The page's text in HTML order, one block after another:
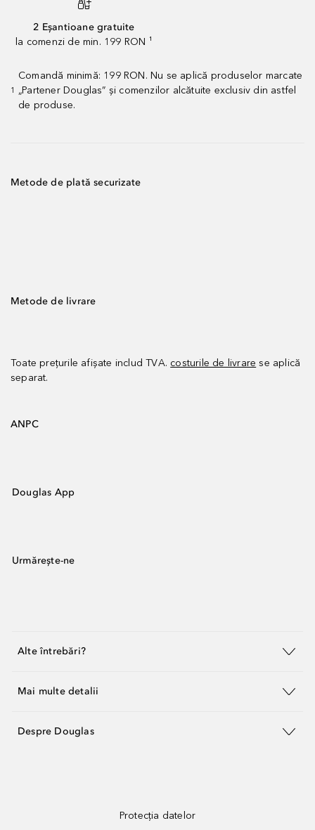
2 Eșantioane gratuite
la comenzi de min. 199 RON ¹
1
Comandă minimă: 199 RON. Nu se aplică produselor marcate
„Partener Douglas” și comenzilor alcătuite exclusiv din astfel
de produse.
Metode de plată securizate
Metode de livrare
Toate prețurile afișate includ TVA. costurile de livrare se aplică
separat.
ANPC
Douglas App
Urmărește-ne
Alte întrebări?
Mai multe detalii
Despre Douglas
Protecția datelor